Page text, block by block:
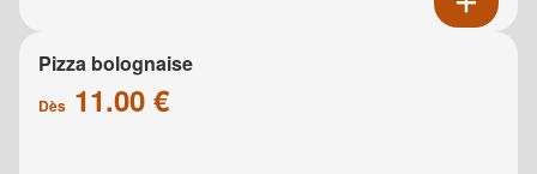
Pizza bolognaise
Dès 11.00 €